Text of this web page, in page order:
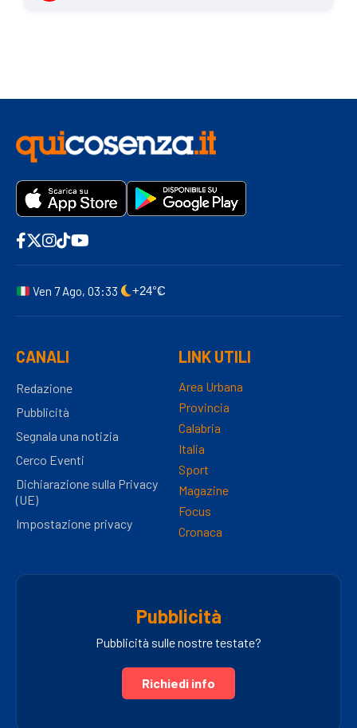
Ven 7 Ago, 03:33 +24°C
CANALI
Redazione
Pubblicità
Segnala una notizia
Cerco Eventi
Dichiarazione sulla Privacy
(UE)
Impostazione privacy
LINK UTILI
Area Urbana
Provincia
Calabria
Italia
Sport
Magazine
Focus
Cronaca
Pubblicità
Pubblicità sulle nostre testate?
Richiedi info